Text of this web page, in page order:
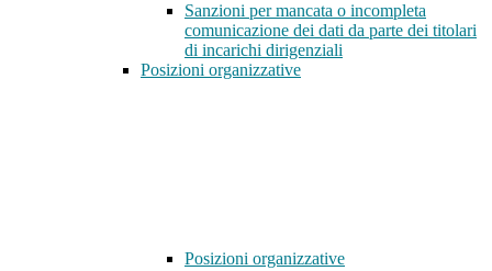
Sanzioni per mancata o incompleta
comunicazione dei dati da parte dei titolari
di incarichi dirigenziali
Posizioni organizzative
Posizioni organizzative